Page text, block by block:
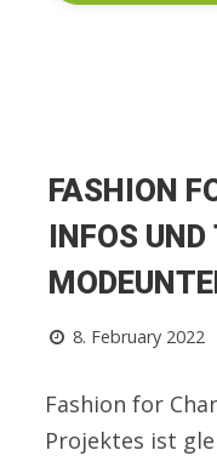
FASHION
INFOS
8. February 2022
Fashion for
Projektes ist